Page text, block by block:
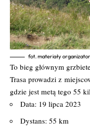
fot. materiały
To bieg głównym
Trasa prowadzi z
gdzie jest metą tego 55
Data: 19 lipca 2023
Dystans: 55 km